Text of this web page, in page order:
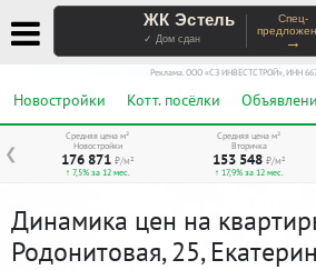
ЖК Эстель
✓ Дом сдан
Спец-
→
Реклама. ООО «СЗ ИНВЕСТСТРОЙ», ИНН
Новостройки Котт. посёлки
❮
Средняя цена м²
Новостройки
176 871 ₽/м²
↑ 7,5% за 12 мес.
Средняя цена м²
Вторичка
153 548 ₽/м²
↑ 17,9% за 12 мес.
Динамика цен на
Родонитовая, 25,